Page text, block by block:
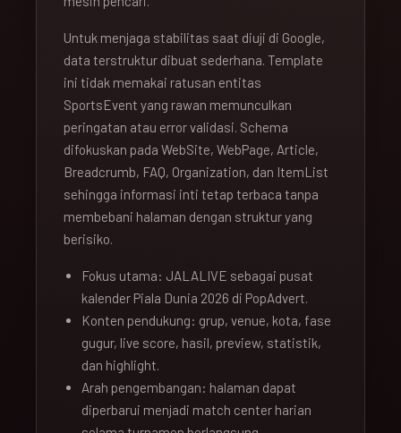
Untuk menjaga stabilitas saat diuji di Google,
data terstruktur dibuat sederhana. Template
ini tidak memakai ratusan entitas
SportsEvent yang rawan memunculkan
peringatan atau error validasi. Schema
difokuskan pada WebSite, WebPage, Article,
Breadcrumb, FAQ, Organization, dan ItemList
sehingga informasi inti tetap terbaca tanpa
membebani halaman dengan struktur yang
berisiko.
Fokus utama: JALALIVE sebagai pusat
kalender Piala Dunia 2026 di PopAdvert.
Konten pendukung: grup, venue, kota, fase
gugur, live score, hasil, preview, statistik,
dan highlight.
Arah pengembangan: halaman dapat
diperbarui menjadi match center harian